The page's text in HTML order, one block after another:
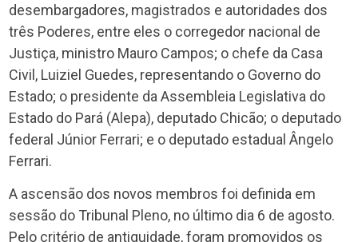
desembargadores, magistrados e autoridades dos
três Poderes, entre eles o corregedor nacional de
Justiça, ministro Mauro Campos; o chefe da Casa
Civil, Luiziel Guedes, representando o Governo do
Estado; o presidente da Assembleia Legislativa do
Estado do Pará (Alepa), deputado Chicão; o deputado
federal Júnior Ferrari; e o deputado estadual Ângelo
Ferrari.
A ascensão dos novos membros foi definida em
sessão do Tribunal Pleno, no último dia 6 de agosto.
Pelo critério de antiguidade, foram promovidos os